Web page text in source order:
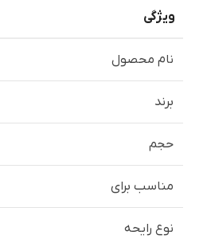
ویژگی
نام محصول
برند
حجم
مناسب برای
نوع رایحه